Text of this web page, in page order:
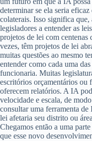
determinar se ela seria
colaterais. Isso significa
legisladores a entender as
projetos de lei com centenas
vezes, têm projetos de lei
muitas questões ao mesmo
entender como cada uma
funcionaria. Muitas
escritórios orçamentários ou
oferecem relatórios. A IA
velocidade e escala, de
consultar uma ferramenta
lei afetaria seu distrito ou
Chegamos então a uma
que esse novo